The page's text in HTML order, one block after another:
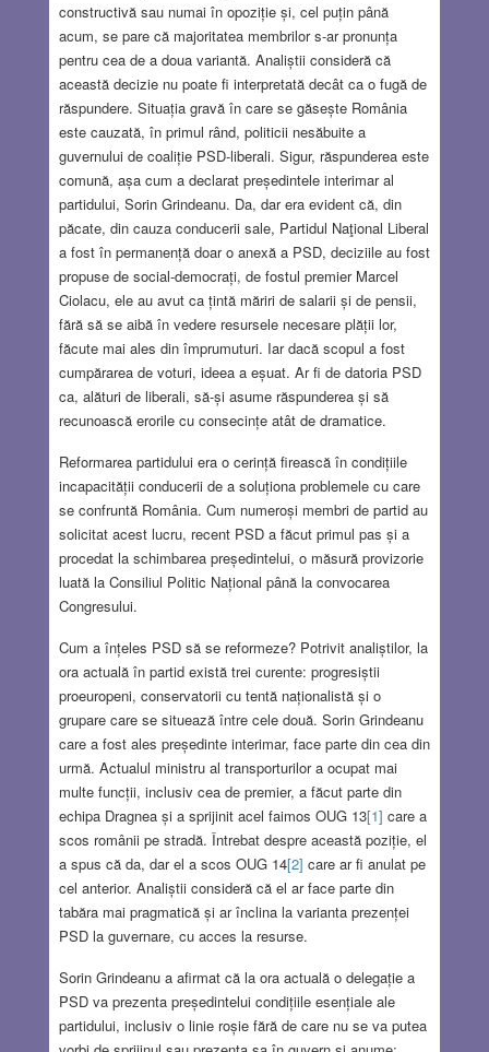
constructivă sau numai în opoziție și, cel puțin până
acum, se pare că majoritatea membrilor s-ar pronunța
pentru cea de a doua variantă. Analiștii consideră că
această decizie nu poate fi interpretată decât ca o fugă de
răspundere. Situația gravă în care se găsește România
este cauzată, în primul rând, politicii nesăbuite a
guvernului de coaliție PSD-liberali. Sigur, răspunderea este
comună, așa cum a declarat președintele interimar al
partidului, Sorin Grindeanu. Da, dar era evident că, din
păcate, din cauza conducerii sale, Partidul Naţional Liberal
a fost în permanență doar o anexă a PSD, deciziile au fost
propuse de social-democrați, de fostul premier Marcel
Ciolacu, ele au avut ca țintă măriri de salarii și de pensii,
fără să se aibă în vedere resursele necesare plății lor,
făcute mai ales din împrumuturi. Iar dacă scopul a fost
cumpărarea de voturi, ideea a eșuat. Ar fi de datoria PSD
ca, alături de liberali, să-și asume răspunderea și să
recunoască erorile cu consecințe atât de dramatice.
Reformarea partidului era o cerință firească în condițiile
incapacității conducerii de a soluționa problemele cu care
se confruntă România. Cum numeroși membri de partid au
solicitat acest lucru, recent PSD a făcut primul pas și a
procedat la schimbarea președintelui, o măsură provizorie
luată la Consiliul Politic Național până la convocarea
Congresului.
Cum a înțeles PSD să se reformeze? Potrivit analiștilor, la
ora actuală în partid există trei curente: progresiștii
proeuropeni, conservatorii cu tentă naționalistă și o
grupare care se situează între cele două. Sorin Grindeanu
care a fost ales președinte interimar, face parte din cea din
urmă. Actualul ministru al transporturilor a ocupat mai
multe funcții, inclusiv cea de premier, a făcut parte din
echipa Dragnea și a sprijinit acel faimos OUG 13[1] care a
scos românii pe stradă. Întrebat despre această poziție, el
a spus că da, dar el a scos OUG 14[2] care ar fi anulat pe
cel anterior. Analiștii consideră că el ar face parte din
tabăra mai pragmatică și ar înclina la varianta prezenței
PSD la guvernare, cu acces la resurse.
Sorin Grindeanu a afirmat că la ora actuală o delegație a
PSD va prezenta președintelui condițiile esențiale ale
partidului, inclusiv o linie roșie fără de care nu se va putea